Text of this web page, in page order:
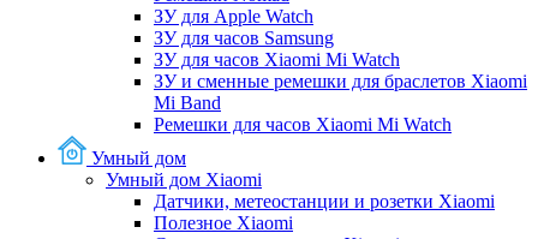
ЗУ для Apple Watch
ЗУ для часов Samsung
ЗУ для часов Xiaomi Mi Watch
ЗУ и сменные ремешки для браслетов Xiaomi
Mi Band
Ремешки для часов Xiaomi Mi Watch
Умный дом
Умный дом Xiaomi
Датчики, метеостанции и розетки Xiaomi
Полезное Xiaomi